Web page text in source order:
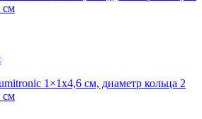
1×1х4,6 см, диаметр кольца 2
см